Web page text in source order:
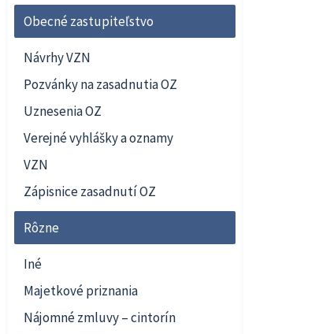
Obecné zastupiteľstvo
Návrhy VZN
Pozvánky na zasadnutia OZ
Uznesenia OZ
Verejné vyhlášky a oznamy
VZN
Zápisnice zasadnutí OZ
Rôzne
Iné
Majetkové priznania
Nájomné zmluvy – cintorín